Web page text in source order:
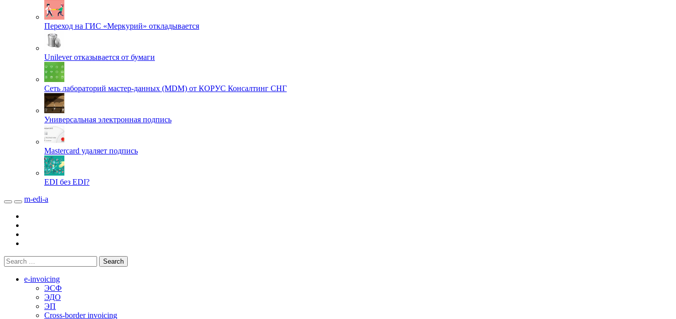
Переход на ГИС «Меркурий» откладывается
Unilever отказывается от бумаги
Сеть лабораторий мастер-данных (MDM) от КОРУС Консалтинг СНГ
Универсальная электронная подпись
Mastercard удаляет подпись
EDI без EDI?
m-edi-a
e-invoicing
ЭСФ
ЭДО
ЭП
Cross-border invoicing